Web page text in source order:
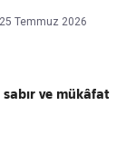
25 Temmuz 2026
ve mükâfat